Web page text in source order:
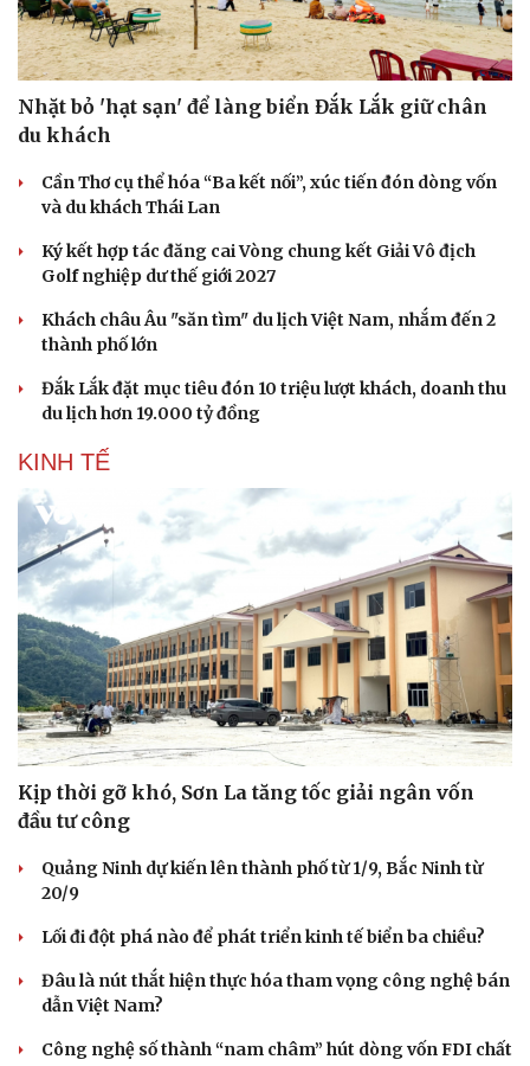
Văn hóa
Sân khấu - Điện ảnh
Văn học
Di sản
Nghệ sĩ
Nhặt bỏ 'hạt sạn' để làng biển Đắk Lắk giữ chân
du khách
Cần Thơ cụ thể hóa “Ba kết nối”, xúc tiến đón dòng vốn
và du khách Thái Lan
Ký kết hợp tác đăng cai Vòng chung kết Giải Vô địch
Golf nghiệp dư thế giới 2027
Khách châu Âu "săn tìm" du lịch Việt Nam, nhắm đến 2
thành phố lớn
Đắk Lắk đặt mục tiêu đón 10 triệu lượt khách, doanh thu
du lịch hơn 19.000 tỷ đồng
KINH TẾ
Kịp thời gỡ khó, Sơn La tăng tốc giải ngân vốn
đầu tư công
Quảng Ninh dự kiến lên thành phố từ 1/9, Bắc Ninh từ
20/9
Lối đi đột phá nào để phát triển kinh tế biển ba chiều?
Đâu là nút thắt hiện thực hóa tham vọng công nghệ bán
dẫn Việt Nam?
Công nghệ số thành “nam châm” hút dòng vốn FDI chất